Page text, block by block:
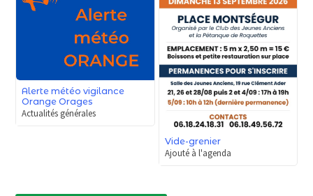
Alerte météo vigilance
Orange Orages
Actualités générales
Vide-grenier
Ajouté à l'agenda